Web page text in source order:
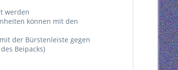
werden
können mit den
der Bürstenleiste gegen
Beipacks)